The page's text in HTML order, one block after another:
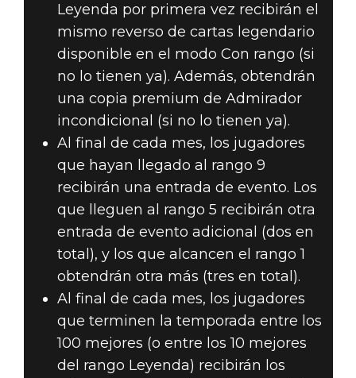
Leyenda por primera vez recibirán el
mismo reverso de cartas legendario
disponible en el modo Con rango (si
no lo tienen ya). Además, obtendrán
una copia premium de Admirador
incondicional (si no lo tienen ya).
Al final de cada mes, los jugadores
que hayan llegado al rango 9
recibirán una entrada de evento. Los
que lleguen al rango 5 recibirán otra
entrada de evento adicional (dos en
total), y los que alcancen el rango 1
obtendrán otra más (tres en total).
Al final de cada mes, los jugadores
que terminen la temporada entre los
100 mejores (o entre los 10 mejores
del rango Leyenda) recibirán los